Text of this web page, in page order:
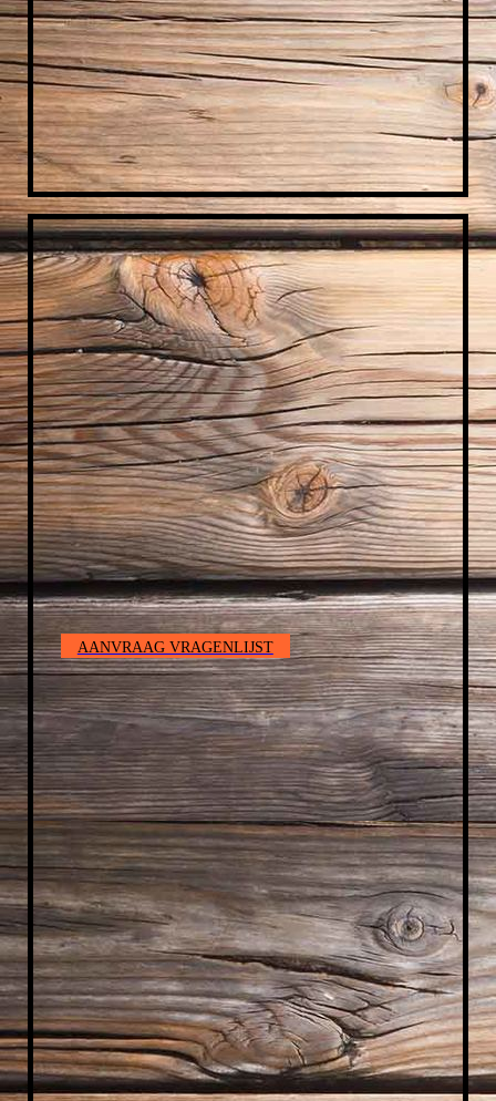
WhatsApp
AANVRAAG VRAGENLIJST